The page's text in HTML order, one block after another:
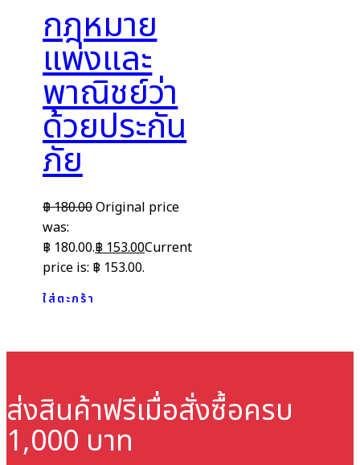
กฎหมาย
แพ่งและ
พาณิชย์ว่า
ด้วยประกัน
ภัย
฿180.00Original price
was:
฿ 180.00.฿153.00Current
price is: ฿ 153.00.
ใส่ตะกร้า
ส่งสินค้าฟรีเมื่อสั่งซื้อครบ
1,000 บาท